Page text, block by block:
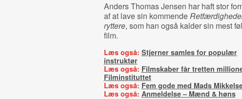
Anders Thomas Jensen har haft stor
af at lave sin kommende
ryttere, som han også kalder sin mest
film.
Læs også: Stjerner samles for populær
instruktør
Læs også: Filmskaber får tretten
Filminstituttet
Læs også: Fem gode med Mads
Læs også: Anmeldelse – Mænd & høns